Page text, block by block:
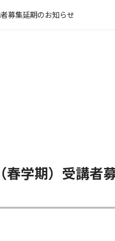
募集延期のお知らせ
学期）受講者